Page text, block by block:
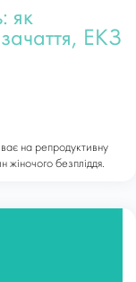
як
ЕКЗ
на репродуктивну
безпліддя.